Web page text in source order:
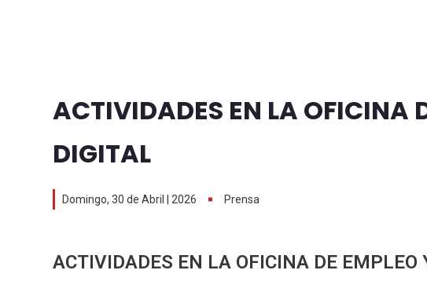
ACTIVIDADES EN LA OFICINA
DIGITAL
Domingo, 30 de Abril | 2026 Prensa
ACTIVIDADES EN LA OFICINA DE EMPLEO